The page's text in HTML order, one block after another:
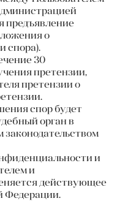
предъявление
о
спора).
30
претензии,
претензии о
спор будет
орган в
и
и
действующее
Федерации.